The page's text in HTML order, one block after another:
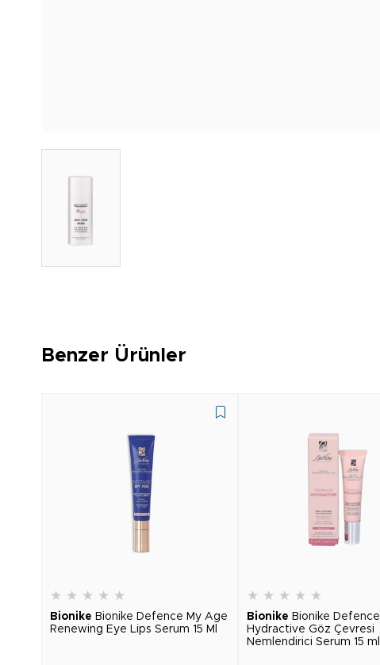
Benzer Ürünler
★ ★ ★ ★ ★
Bionike Bionike Defence My Age
Renewing Eye Lips Serum 15 Ml
★ ★ ★ ★ ★
Bionike Bionike Defence
Hydractive Göz Çevresi
Nemlendirici Serum 15 ml